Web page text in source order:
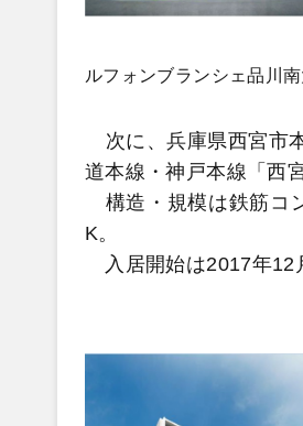
ルフォンブランシェ品川
次に、兵庫県西宮市
道本線・神戸本線「西
構造・規模は鉄筋コ
K。
入居開始は2017年12